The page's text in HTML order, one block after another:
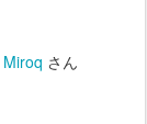
Miroq さん